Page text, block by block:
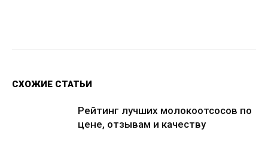
СХОЖИЕ СТАТЬИ
Рейтинг лучших молокоотсосов по
цене, отзывам и качеству